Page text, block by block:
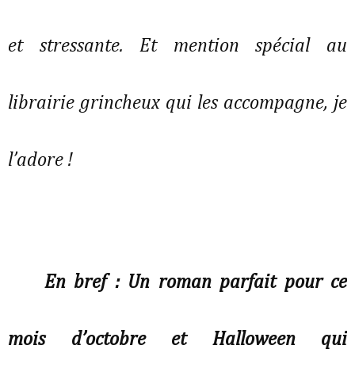
et stressante. Et mention spécial au
librairie grincheux qui les accompagne, je
l’adore !
En bref : Un roman parfait pour ce
mois d’octobre et Halloween qui